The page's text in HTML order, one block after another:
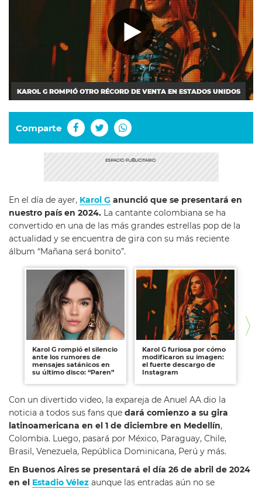
KAROL G ROMPIÓ OTRO RÉCORD DE VENTA EN ESTADOS UNIDOS
Comparte
En el día de ayer, Karol G anunció que se presentará en
nuestro país en 2024. La cantante colombiana se ha
convertido en una de las más grandes estrellas pop de la
actualidad y se encuentra de gira con su más reciente
álbum “Mañana será bonito”.
Karol G rompió el silencio
ante los rumores de
mensajes satánicos en
su último disco: “Paren”
Karol G furiosa por cómo
modificaron su imagen:
el fuerte descargo de
Instagram
Con un divertido video, la expareja de Anuel AA dio la
noticia a todos sus fans que dará comienzo a su gira
latinoamericana en el 1 de diciembre en Medellín,
Colombia. Luego, pasará por México, Paraguay, Chile,
Brasil, Venezuela, República Dominicana, Perú y más.
En Buenos Aires se presentará el día 26 de abril de 2024
en el Estadio Vélez aunque las entradas aún no se